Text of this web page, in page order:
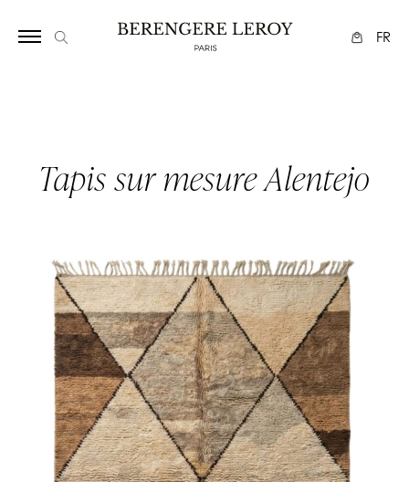
FR
Tapis sur mesure Alentejo